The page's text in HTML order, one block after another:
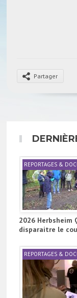
Partager
REPORTAGES &
2026 Herbsheim
disparaitre le
REPORTAGES &